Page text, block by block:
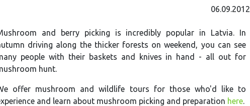
06.09.2012
and berry picking is incredibly popular in Latvia. In
driving along the thicker forests on weekend, you can see
people with their baskets and knives in hand - all out for
hunt.
offer mushroom and wildlife tours for those who'd like to
and learn about mushroom picking and preparation here.